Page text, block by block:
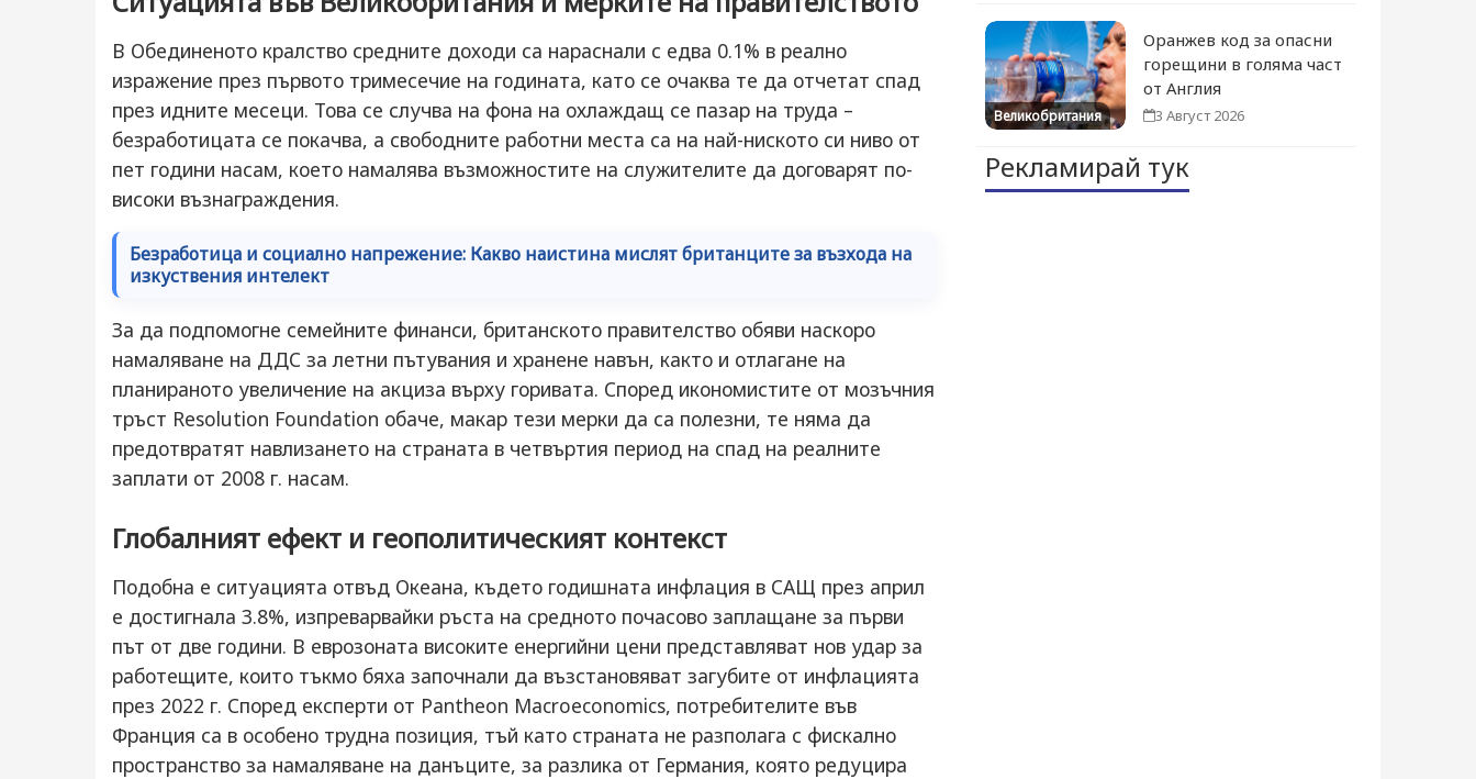
В Обединеното кралство средните доходи са нараснали с едва 0.1% в реално
изражение през първото тримесечие на годината, като се очаква те да отчетат спад
през идните месеци. Това се случва на фона на охлаждащ се пазар на труда –
безработицата се покачва, а свободните работни места са на най-ниското си ниво от
пет години насам, което намалява възможностите на служителите да договарят по-
високи възнаграждения.
Безработица и социално напрежение: Какво наистина мислят британците за възхода на
изкуствения интелект
За да подпомогне семейните финанси, британското правителство обяви наскоро
намаляване на ДДС за летни пътувания и хранене навън, както и отлагане на
планираното увеличение на акциза върху горивата. Според икономистите от мозъчния
тръст Resolution Foundation обаче, макар тези мерки да са полезни, те няма да
предотвратят навлизането на страната в четвъртия период на спад на реалните
заплати от 2008 г. насам.
Глобалният ефект и геополитическият контекст
Подобна е ситуацията отвъд Океана, където годишната инфлация в САЩ през април
е достигнала 3.8%, изпреварвайки ръста на средното почасово заплащане за първи
път от две години. В еврозоната високите енергийни цени представляват нов удар за
работещите, които тъкмо бяха започнали да възстановяват загубите от инфлацията
през 2022 г. Според експерти от Pantheon Macroeconomics, потребителите във
Франция са в особено трудна позиция, тъй като страната не разполага с фискално
пространство за намаляване на данъците, за разлика от Германия, която редуцира
Великобритания
Оранжев код за опасни
горещини в голяма част
от Англия
3 Август 2026
Рекламирай тук